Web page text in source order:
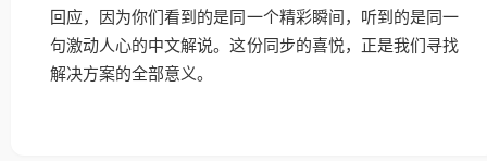
回应，因为你们看到的是同一个精彩瞬间，听到的是同一
句激动人心的中文解说。这份同步的喜悦，正是我们寻找
解决方案的全部意义。